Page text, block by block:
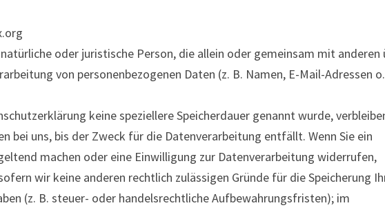
oder juristische Person, die allein oder gemeinsam mit anderen
von personenbezogenen Daten (z. B. Namen, E-Mail-Adressen
keine speziellere Speicherdauer genannt wurde,
bei uns, bis der Zweck für die Datenverarbeitung entfällt. Wenn Sie ein
machen oder eine Einwilligung zur Datenverarbeitung widerrufen,
wir keine anderen rechtlich zulässigen Gründe für die Speicherung
(z. B. steuer- oder handelsrechtliche Aufbewahrungsfristen); im